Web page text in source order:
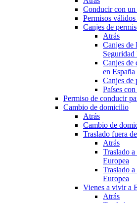
Conducir con
Permisos
Canjes de
Atrás
Canjes de
Seguridad
Canjes de
en España
Canjes de
Países
Permiso de conducir
Cambio de domicilio
Atrás
Cambio de
Traslado fuera
Atrás
Traslado
Europea
Traslado
Europea
Vienes a vivir a
Atrás